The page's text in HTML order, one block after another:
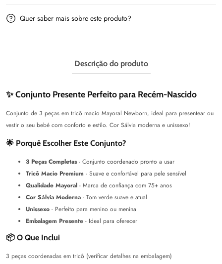
Newborn
Newborn
Quer saber mais sobre este produto?
Descrição do produto
✨ Conjunto Presente Perfeito para Recém-Nascido
Conjunto de 3 peças em tricô macio Mayoral Newborn, ideal para presentear ou
vestir o seu bebé com conforto e estilo. Cor Sálvia moderna e unissexo!
🌟 Porquê Escolher Este Conjunto?
3 Peças Completas- Conjunto coordenado pronto a usar
Tricô Macio Premium - Suave e confortável para pele sensível
Qualidade Mayoral - Marca de confiança com 75+ anos
Cor Sálvia Moderna - Tom verde suave e atual
Unissexo - Perfeito para menino ou menina
Embalagem Presente - Ideal para oferecer
📦 O Que Inclui
3 peças coordenadas em tricô (verificar detalhes na embalagem)